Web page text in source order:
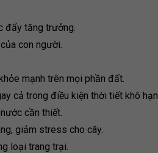
đẩy tăng trưởng.
con người.
mạnh trên mọi phần đất.
cả trong điều kiện thời tiết khô hạn
cần thiết.
giảm stress cho cây.
loại trang trại.